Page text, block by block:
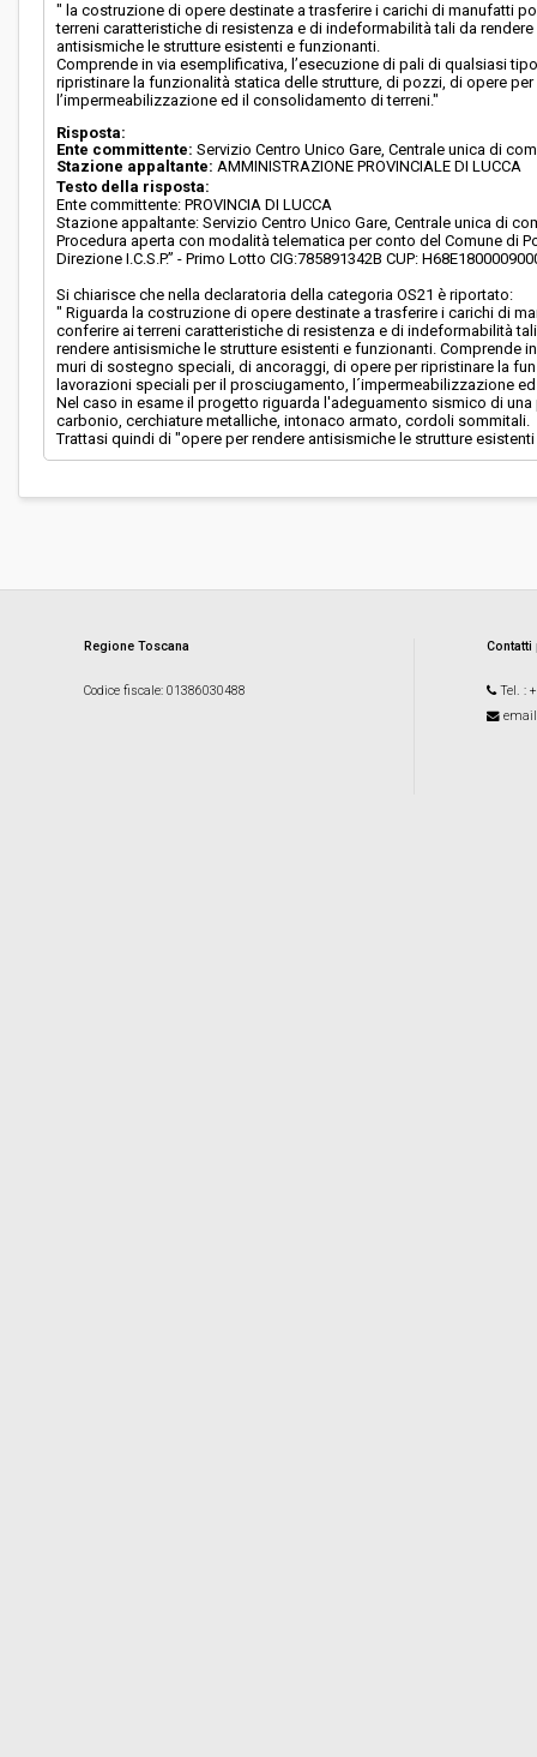
" la costruzione di opere destinate a trasferire i carichi di manufatti
terreni caratteristiche di resistenza e di indeformabilità tali da
antisismiche le strutture esistenti e funzionanti.
Comprende in via esemplificativa, l’esecuzione di pali di qualsiasi
ripristinare la funzionalità statica delle strutture, di pozzi, di opere
l’impermeabilizzazione ed il consolidamento di terreni."
Risposta:
Ente committente: Servizio Centro Unico Gare, Centrale unica di
Stazione appaltante: AMMINISTRAZIONE PROVINCIALE DI LUCCA
Testo della risposta:
Ente committente: PROVINCIA DI LUCCA
Stazione appaltante: Servizio Centro Unico Gare, Centrale unica di
Procedura aperta con modalità telematica per conto del Comune di
Direzione I.C.S.P.” - Primo Lotto CIG:785891342B CUP:
Si chiarisce che nella declaratoria della categoria OS21 è riportato:
" Riguarda la costruzione di opere destinate a trasferire i carichi di
conferire ai terreni caratteristiche di resistenza e di indeformabilità
rendere antisismiche le strutture esistenti e funzionanti.
muri di sostegno speciali, di ancoraggi, di opere per ripristinare la
lavorazioni speciali per il prosciugamento, l´impermeabilizzazione
Nel caso in esame il progetto riguarda l'adeguamento sismico di
carbonio, cerchiature metalliche, intonaco armato, cordoli sommitali.
Trattasi quindi di "opere per rendere antisismiche le strutture
Regione Toscana
Codice fiscale: 01386030488 Tel. :
email